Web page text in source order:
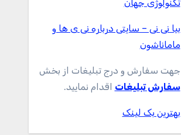
تکنولوژی جهان
بیا نی نی – سایتی درباره نی ی ها و
ماماناشون
جهت سفارش و درج تبلیغات از بخش
سفارش تبلیغات اقدام نمایید.
بهترین بک لینک